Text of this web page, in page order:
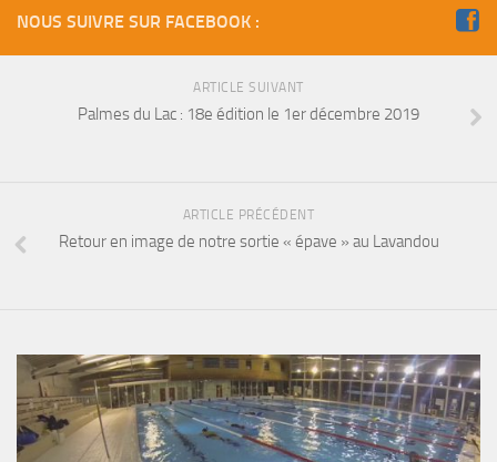
Sorties 2014
Vidéo
Peinture
NAGE
NOUS SUIVRE SUR FACEBOOK :
ARTICLE SUIVANT
Palmes du Lac : 18e édition le 1er décembre 2019
ARTICLE PRÉCÉDENT
Retour en image de notre sortie « épave » au Lavandou